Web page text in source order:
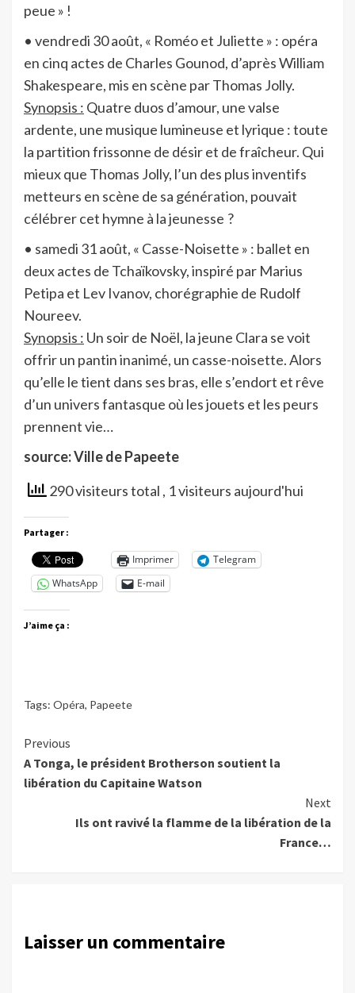
peue » !
• vendredi 30 août, « Roméo et Juliette » : opéra
en cinq actes de Charles Gounod, d’après William
Shakespeare, mis en scène par Thomas Jolly.
Synopsis : Quatre duos d’amour, une valse
ardente, une musique lumineuse et lyrique : toute
la partition frissonne de désir et de fraîcheur. Qui
mieux que Thomas Jolly, l’un des plus inventifs
metteurs en scène de sa génération, pouvait
célébrer cet hymne à la jeunesse ?
• samedi 31 août, « Casse-Noisette » : ballet en
deux actes de Tchaïkovsky, inspiré par Marius
Petipa et Lev Ivanov, chorégraphie de Rudolf
Noureev.
Synopsis : Un soir de Noël, la jeune Clara se voit
offrir un pantin inanimé, un casse-noisette. Alors
qu’elle le tient dans ses bras, elle s’endort et rêve
d’un univers fantasque où les jouets et les peurs
prennent vie…
source: Ville de Papeete
290 visiteurs total , 1 visiteurs aujourd'hui
Partager :
Imprimer
Telegram
WhatsApp
E-mail
J’aime ça :
Tags: Opéra, Papeete
Continue
Reading
Previous
A Tonga, le président Brotherson soutient la
libération du Capitaine Watson
Next
Ils ont ravivé la flamme de la libération de la
France…
Laisser un commentaire